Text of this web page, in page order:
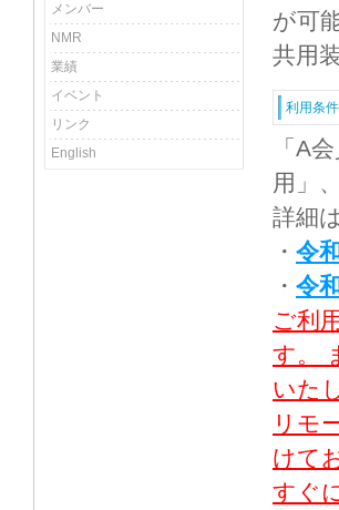
メンバー
NMR
業績
イベント
リンク
English
が可
共用
利用条
「A
用」
詳細
・ 令
・ 令
ご利
す。
いた
リモ
けて
すぐ